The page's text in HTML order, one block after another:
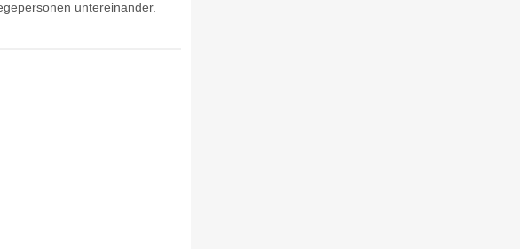
untereinander.